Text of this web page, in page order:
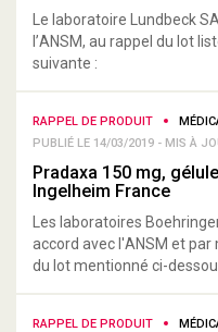
Le laboratoire Lundbeck
l’ANSM, au rappel du lot
suivante :
RAPPEL DE PRODUIT
PUBLIÉ LE 14/03/2019 - MIS À
Pradaxa 150 mg,
Ingelheim France
Les laboratoires
accord avec l'ANSM et par
du lot mentionné ci-
RAPPEL DE PRODUIT